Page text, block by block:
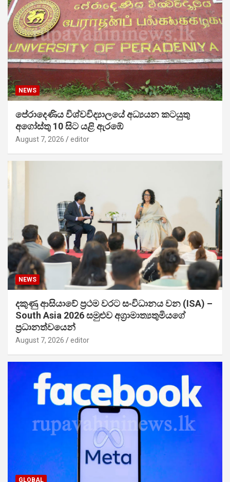
NEWS
පේරාදෙණිය විශ්වවිද්‍යාලයේ අධ්‍යයන කටයුතු
අගෝස්තු 10 සිට යළි ඇරඹේ
August 7, 2026 editor
NEWS
දකුණු ආසියාවේ ප්‍රථම වරට සංවිධානය වන (ISA) –
South Asia 2026 සමුළුව අග්‍රාමාත්‍යතුමියගේ
ප්‍රධානත්වයෙන්
August 7, 2026 editor
GLOBAL